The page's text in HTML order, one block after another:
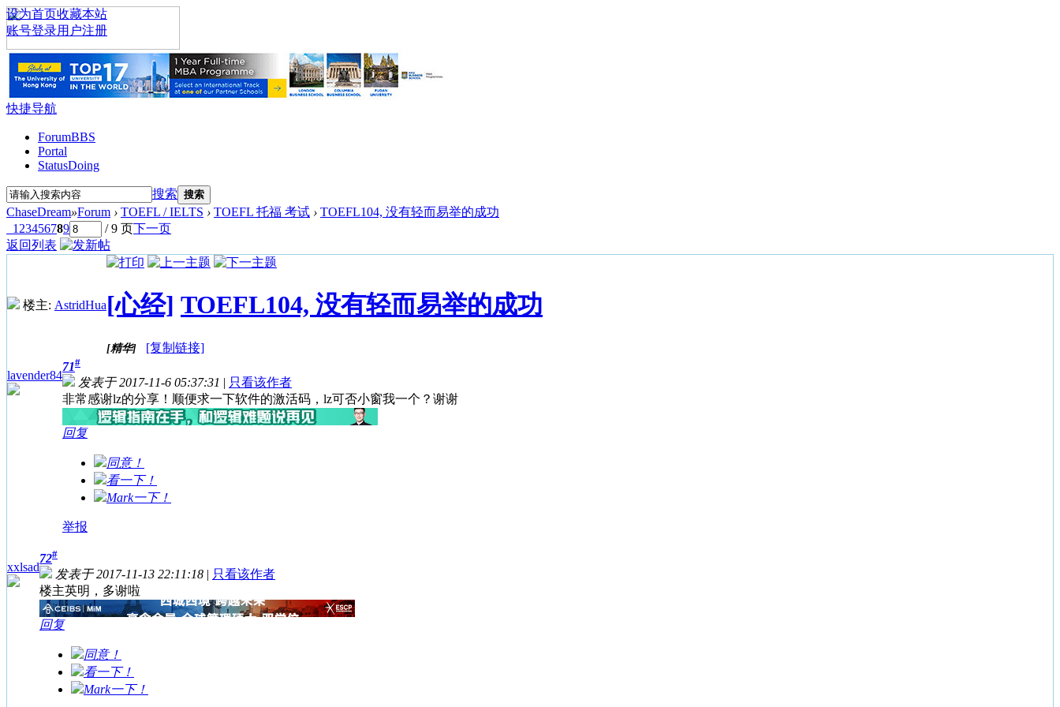
设为首页收藏本站
账号登录用户注册
快捷导航
ForumBBS
Portal
StatusDoing
搜索 搜索
ChaseDream»Forum › TOEFL / IELTS › TOEFL 托福 考试 › TOEFL104, 没有轻而易举的成功
1 23456789 / 9 页下一页
返回列表
楼主: AstridHua[心经] TOEFL104, 没有轻而易举的成功
[精华] [复制链接]
lavender84
71#
发表于 2017-11-6 05:37:31 | 只看该作者
非常感谢lz的分享！顺便求一下软件的激活码，lz可否小窗我一个？谢谢
回复
同意！
看一下！
Mark一下！
举报
xxlsad
72#
发表于 2017-11-13 22:11:18 | 只看该作者
楼主英明，多谢啦
回复
同意！
看一下！
Mark一下！